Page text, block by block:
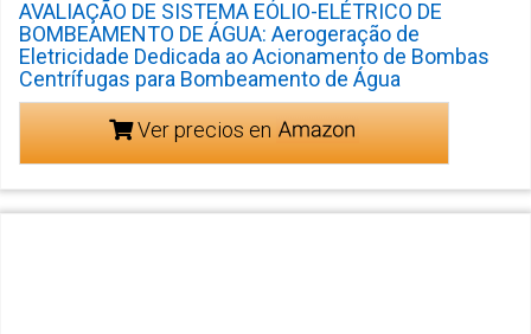
AVALIAÇÃO DE SISTEMA EÓLIO-ELÉTRICO DE
BOMBEAMENTO DE ÁGUA: Aerogeração de
Eletricidade Dedicada ao Acionamento de Bombas
Centrífugas para Bombeamento de Água
Ver precios en